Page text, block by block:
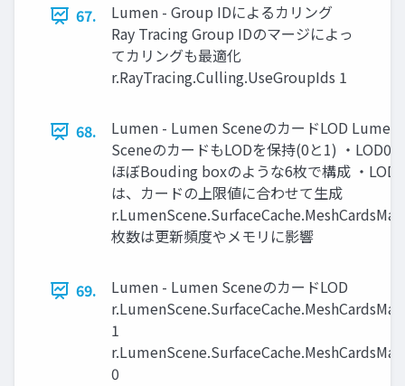
67.
Lumen - Group IDによるカリング
Ray Tracing Group IDのマージによっ
てカリングも最適化
r.RayTracing.Culling.UseGroupIds 1
68.
Lumen - Lumen SceneのカードLOD Lumen
SceneのカードもLODを保持(0と1) ・LOD0
ほぼBouding boxのような6枚で構成 ・LOD1
は、カードの上限値に合わせて生成
枚数は更新頻度やメモリに影響
69.
Lumen - Lumen SceneのカードLOD
1
0